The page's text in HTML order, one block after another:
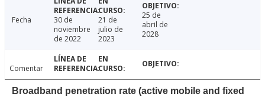
Fecha
30 de
noviembre
de 2022
21 de
julio de
2023
25 de
abril de
2028
Comentar
Broadband penetration rate (active mobile and fixed